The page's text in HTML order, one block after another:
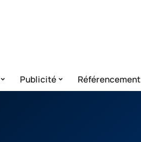
Publicité Référencement